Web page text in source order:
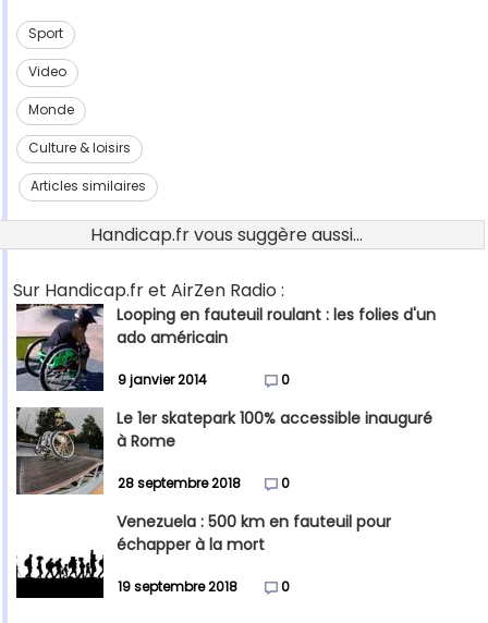
Sport
Video
Monde
Culture & loisirs
Articles similaires
Handicap.fr vous suggère aussi...
Sur Handicap.fr et AirZen Radio :
Looping en fauteuil roulant : les folies d'un
ado américain
9 janvier 2014 0
Le 1er skatepark 100% accessible inauguré
à Rome
28 septembre 2018 0
Venezuela : 500 km en fauteuil pour
échapper à la mort
19 septembre 2018 0